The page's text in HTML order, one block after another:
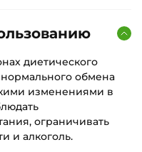
диетического
обмена
изменениями в
ограничивать
и алкоголь.